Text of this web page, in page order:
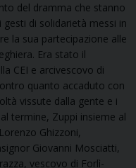
del dramma che stanno
di solidarietà messi in
la sua partecipazione alle
Era stato il
CEI e arcivescovo di
quanto accaduto con
vissute dalla gente e i
termine, Zuppi insieme al
Ghizzoni,
Giovanni Mosciatti,
vescovo di Forlì-